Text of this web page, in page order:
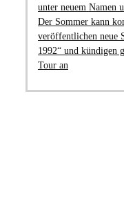
unter neuem Namen
Der Sommer kann
veröffentlichen neue
1992“ und kündigen
Tour an